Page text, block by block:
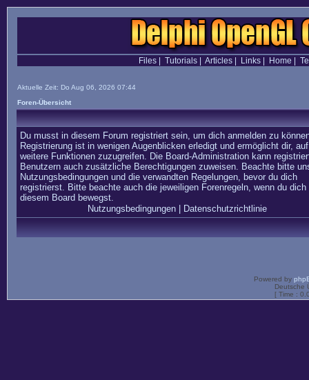
Files| Tutorials| Articles| Links| Home
Aktuelle Zeit: Do Aug 06, 2026 07:44
Foren-Übersicht
Du musst in diesem Forum registriert sein, um dich anmelden zu
Registrierung ist in wenigen Augenblicken erledigt und ermöglicht dir, auf
weitere Funktionen zuzugreifen. Die Board-Administration kann
Benutzern auch zusätzliche Berechtigungen zuweisen. Beachte bitte
Nutzungsbedingungen und die verwandten Regelungen, bevor du dich
registrierst. Bitte beachte auch die jeweiligen Forenregeln, wenn du dich
diesem Board bewegst.
Nutzungsbedingungen| Datenschutzrichtlinie
Powered by
Deutsche
[ Time :